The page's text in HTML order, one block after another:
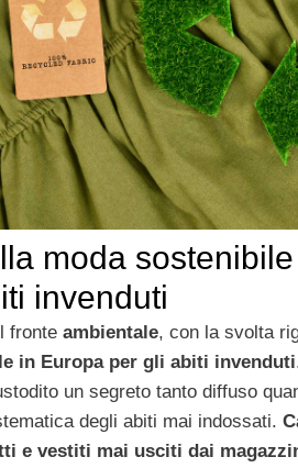
moda
invenduti
fronte ambientale, con la svolta
in Europa per gli abiti invenduti
un segreto tanto diffuso
degli abiti mai indossati.
e vestiti mai usciti dai